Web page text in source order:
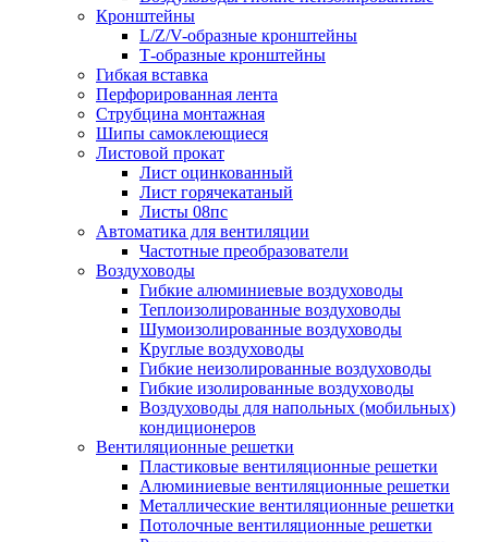
Кронштейны
L/Z/V-образные кронштейны
Т-образные кронштейны
Гибкая вставка
Перфорированная лента
Струбцина монтажная
Шипы самоклеющиеся
Листовой прокат
Лист оцинкованный
Лист горячекатаный
Листы 08пс
Автоматика для вентиляции
Частотные преобразователи
Воздуховоды
Гибкие алюминиевые воздуховоды
Теплоизолированные воздуховоды
Шумоизолированные воздуховоды
Круглые воздуховоды
Гибкие неизолированные воздуховоды
Гибкие изолированные воздуховоды
Воздуховоды для напольных (мобильных)
кондиционеров
Вентиляционные решетки
Пластиковые вентиляционные решетки
Алюминиевые вентиляционные решетки
Металлические вентиляционные решетки
Потолочные вентиляционные решетки